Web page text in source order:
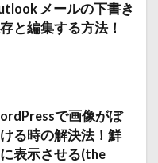
メールの下書き
と編集する方法！
で画像がぼ
る時の解決法！鮮
表示させる(the